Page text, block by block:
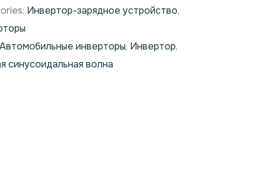
Инвертор-зарядное устройство,
Автомобильные инверторы, Инвертор,
синусоидальная волна